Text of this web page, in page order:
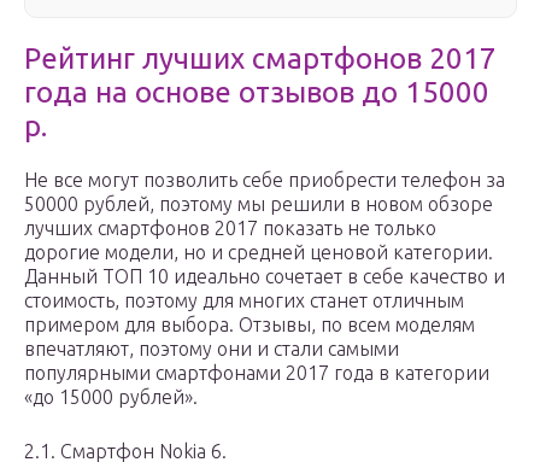
Рейтинг лучших смартфонов 2017
года на основе отзывов до 15000
р.
Не все могут позволить себе приобрести телефон за
50000 рублей, поэтому мы решили в новом обзоре
лучших смартфонов 2017 показать не только
дорогие модели, но и средней ценовой категории.
Данный ТОП 10 идеально сочетает в себе качество и
стоимость, поэтому для многих станет отличным
примером для выбора. Отзывы, по всем моделям
впечатляют, поэтому они и стали самыми
популярными смартфонами 2017 года в категории
«до 15000 рублей».
2.1. Смартфон Nokia 6.